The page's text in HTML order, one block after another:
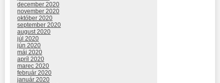
december 2020
november 2020
október 2020
september 2020
august 2020
júl 2020
jún 2020
máj 2020
apríl 2020
marec 2020
február 2020
január 2020